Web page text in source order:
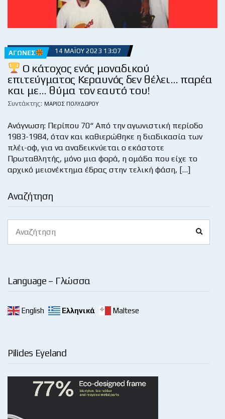
Αναζήτηση
for:
Language – Γλώσσα
English Ελληνικά Maltese
Pilides Eyeland
ΑΓΏΝΕΣ 14 ΜΑΪ́ΟΥ 2023 13:07
Ο κάτοχος ενός μοναδικού
επιτεύγματος Κεραυνός δεν θέλει… παρέα
και με… θύμα τον εαυτό του!
Συντάκτης: ΜΆΡΙΟΣ ΠΟΛΥΔΏΡΟΥ
Ανάγνωση: Περίπου 70“ Από την αγωνιστική περίοδο
1983-1984, όταν και καθιερώθηκε η διαδικασία των
πλέι-οφ, για να αναδεικνύεται ο εκάστοτε
Πρωταθλητής, μόνο μια φορά, η ομάδα που είχε το
αρχικό μειονέκτημα έδρας στην τελική φάση, […]